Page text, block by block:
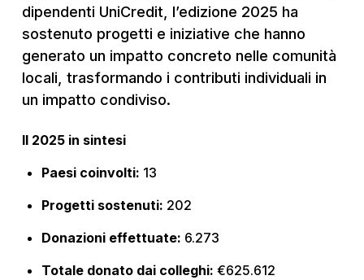
dipendenti UniCredit, l’edizione 2025 ha
sostenuto progetti e iniziative che hanno
generato un impatto concreto nelle comunità
locali, trasformando i contributi individuali in
un impatto condiviso.
Il 2025 in sintesi
Paesi coinvolti: 13
Progetti sostenuti: 202
Donazioni effettuate: 6.273
Totale donato dai colleghi: €625.612